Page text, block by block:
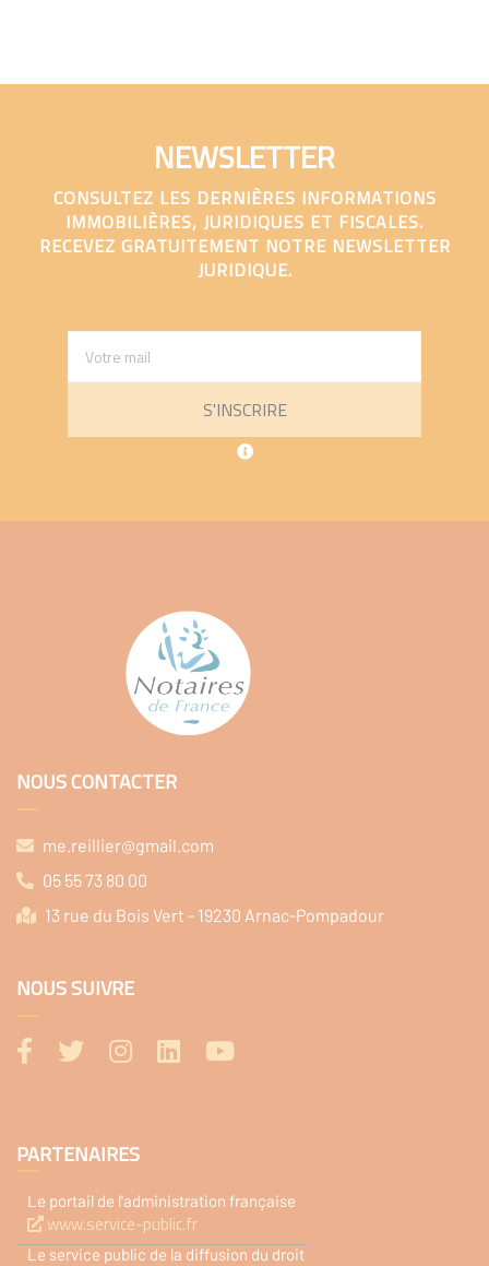
NEWSLETTER
CONSULTEZ LES DERNIÈRES INFORMATIONS
IMMOBILIÈRES, JURIDIQUES ET FISCALES.
RECEVEZ GRATUITEMENT NOTRE NEWSLETTER
JURIDIQUE.
S'INSCRIRE
NOUS CONTACTER
me.reillier@gmail.com
05 55 73 80 00
13 rue du Bois Vert - 19230 Arnac-Pompadour
NOUS SUIVRE
PARTENAIRES
Le portail de l'administration française
www.service-public.fr
Le service public de la diffusion du droit